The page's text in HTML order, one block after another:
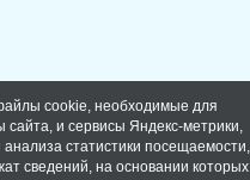
cookie, необходимые для
сайта, и сервисы Яндекс-метрики,
статистики посещаемости,
сведений, на основании которых